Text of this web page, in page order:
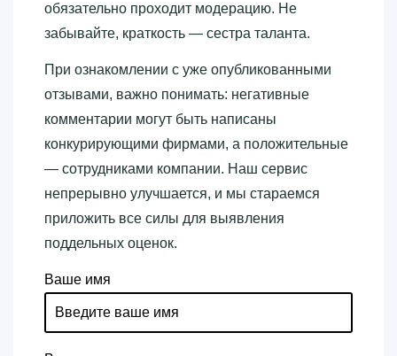
обязательно проходит модерацию. Не
забывайте, краткость — сестра таланта.
При ознакомлении с уже опубликованными
отзывами, важно понимать: негативные
комментарии могут быть написаны
конкурирующими фирмами, а положительные
— сотрудниками компании. Наш сервис
непрерывно улучшается, и мы стараемся
приложить все силы для выявления
поддельных оценок.
Ваше имя